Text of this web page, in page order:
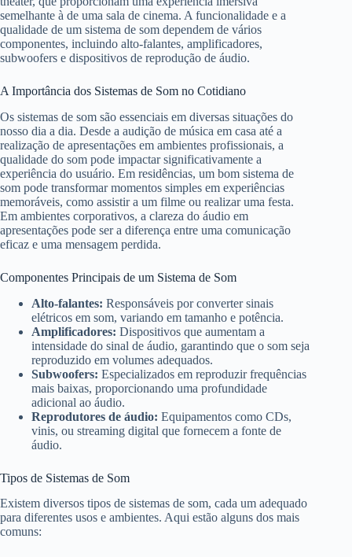
semelhante à de uma sala de cinema. A funcionalidade e a
qualidade de um sistema de som dependem de vários
componentes, incluindo alto-falantes, amplificadores,
subwoofers e dispositivos de reprodução de áudio.
A Importância dos Sistemas de Som no Cotidiano
Os sistemas de som são essenciais em diversas situações do
nosso dia a dia. Desde a audição de música em casa até a
realização de apresentações em ambientes profissionais, a
qualidade do som pode impactar significativamente a
experiência do usuário. Em residências, um bom sistema de
som pode transformar momentos simples em experiências
memoráveis, como assistir a um filme ou realizar uma festa.
Em ambientes corporativos, a clareza do áudio em
apresentações pode ser a diferença entre uma comunicação
eficaz e uma mensagem perdida.
Componentes Principais de um Sistema de Som
Alto-falantes: Responsáveis por converter sinais
elétricos em som, variando em tamanho e potência.
Amplificadores: Dispositivos que aumentam a
intensidade do sinal de áudio, garantindo que o som seja
reproduzido em volumes adequados.
Subwoofers: Especializados em reproduzir frequências
mais baixas, proporcionando uma profundidade
adicional ao áudio.
Reprodutores de áudio: Equipamentos como CDs,
vinis, ou streaming digital que fornecem a fonte de
áudio.
Tipos de Sistemas de Som
Existem diversos tipos de sistemas de som, cada um adequado
para diferentes usos e ambientes. Aqui estão alguns dos mais
comuns: